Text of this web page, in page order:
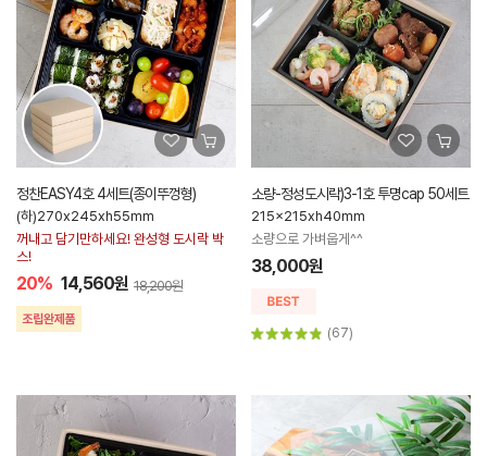
정찬EASY4호 4세트(종이뚜껑형)
(하)270x245xh55mm
꺼내고 담기만하세요! 완성형 도시락 박
스!
20% 14,560원 18,200원
소량-정성도시락)3-1호 투명cap 50세트
215x215xh40mm
소량으로 가벼웁게^^
38,000원
(67)